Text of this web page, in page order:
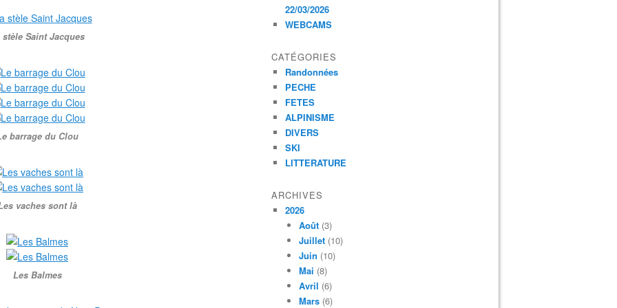
stèle Saint Jacques
barrage du Clou
vaches sont là
Les Balmes
22/03/2026
WEBCAMS
CATÉGORIES
Randonnées
PECHE
FETES
ALPINISME
DIVERS
SKI
LITTERATURE
ARCHIVES
2026
Août (3)
Juillet (10)
Juin (10)
Mai (8)
Avril (6)
Mars (6)